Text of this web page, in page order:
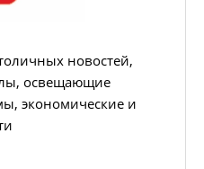
новостей,
освещающие
экономические и